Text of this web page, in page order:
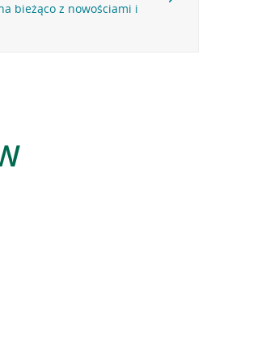
bieżąco z nowościami i